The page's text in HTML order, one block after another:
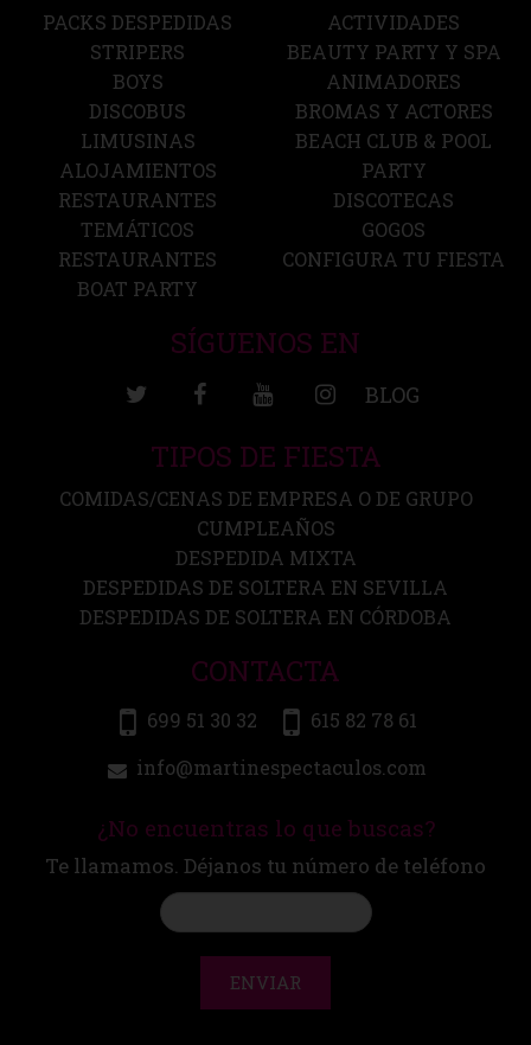
PACKS DESPEDIDAS
STRIPERS
BOYS
DISCOBUS
LIMUSINAS
ALOJAMIENTOS
RESTAURANTES
TEMÁTICOS
RESTAURANTES
BOAT PARTY
ACTIVIDADES
BEAUTY PARTY Y SPA
ANIMADORES
BROMAS Y ACTORES
BEACH CLUB & POOL
PARTY
DISCOTECAS
GOGOS
CONFIGURA TU FIESTA
SÍGUENOS EN
BLOG
TIPOS DE FIESTA
COMIDAS/CENAS DE EMPRESA O DE GRUPO
CUMPLEAÑOS
DESPEDIDA MIXTA
DESPEDIDAS DE SOLTERA EN SEVILLA
DESPEDIDAS DE SOLTERA EN CÓRDOBA
CONTACTA
699 51 30 32
615 82 78 61
info@martinespectaculos.com
¿No encuentras lo que buscas?
Te llamamos. Déjanos tu número de teléfono
ENVIAR